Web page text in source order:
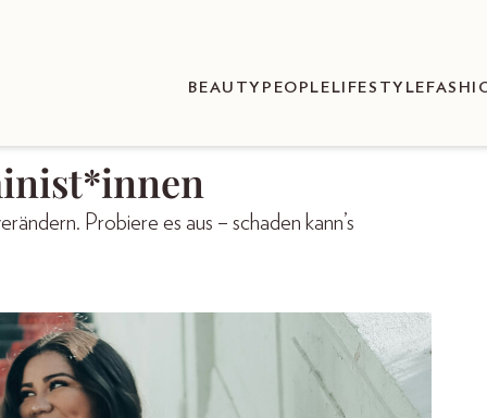
BEAUTY PEOPLE LIFESTYLE
Probiere es aus – schaden kann’s